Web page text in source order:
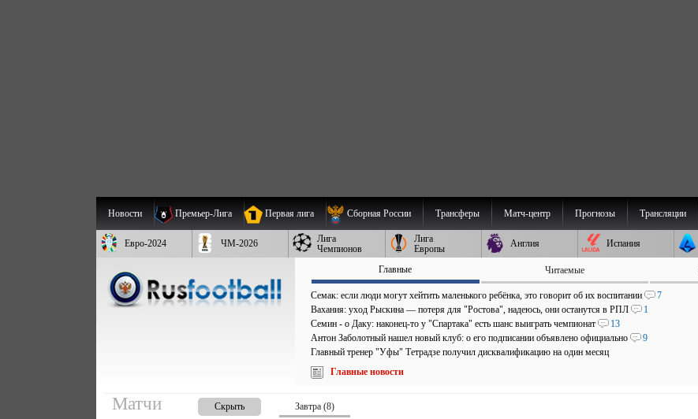
Новости Премьер-Лига Первая лига Сборная России Трансферы Матч-центр Прогнозы Трансляции
Евро-2024 ЧМ-2026
Лига
Чемпионов
Лига
Европы
Англия Испания
Главные Читаемые
Семак: если люди могут хейтить маленького ребёнка, это говорит об их воспитании
7
Вахания: уход Рыскина — потеря для "Ростова", надеюсь, они останутся в РПЛ
1
Семин - о Даку: наконец-то у "Спартака" есть шанс выиграть чемпионат
13
Антон Заболотный нашел новый клуб: о его подписании объявлено официально
9
Главный тренер "Уфы" Тетрадзе получил дисквалификацию на один месяц
Главные новости
Матчи Скрыть Завтра (8)